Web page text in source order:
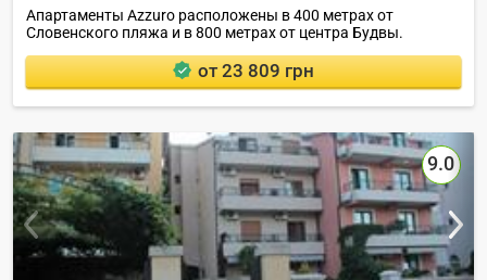
Апартаменты Azzuro расположены в 400 метрах от
Словенского пляжа и в 800 метрах от центра Будвы.
от 23 809 грн
9.0